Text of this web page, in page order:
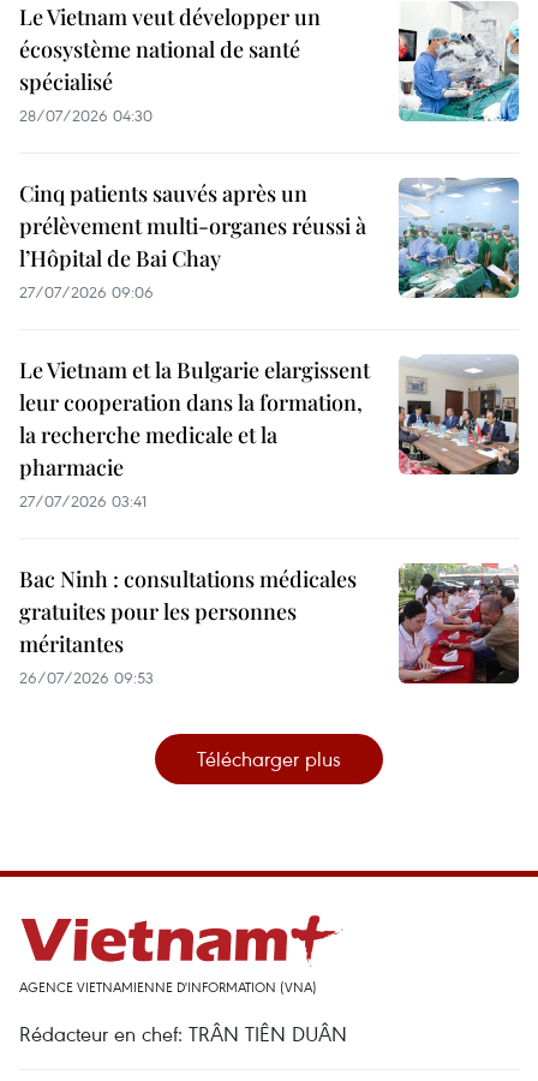
Le Vietnam veut développer un
écosystème national de santé
spécialisé
28/07/2026 04:30
Cinq patients sauvés après un
prélèvement multi-organes réussi à
l’Hôpital de Bai Chay
27/07/2026 09:06
Le Vietnam et la Bulgarie elargissent
leur cooperation dans la formation,
la recherche medicale et la
pharmacie
27/07/2026 03:41
Bac Ninh : consultations médicales
gratuites pour les personnes
méritantes
26/07/2026 09:53
Télécharger plus
AGENCE VIETNAMIENNE D'INFORMATION (VNA)
Rédacteur en chef: TRÂN TIÊN DUÂN